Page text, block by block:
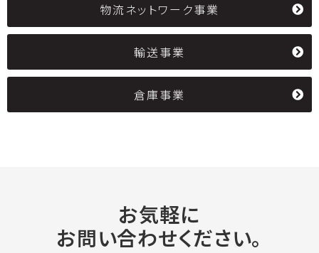
物流ネットワーク事業
輸送事業
倉庫事業
お気軽に
お問い合わせください。